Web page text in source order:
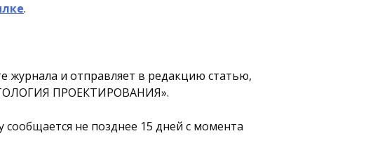
.
журнала и отправляет в редакцию статью,
ПРОЕКТИРОВАНИЯ».
не позднее 15 дней с момента